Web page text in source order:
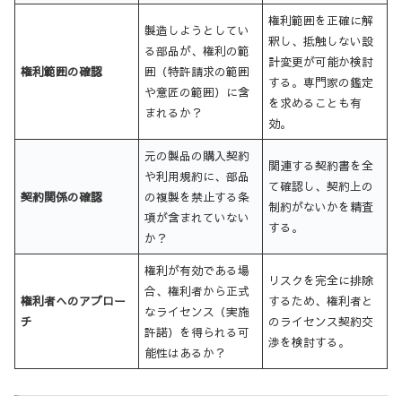
権利範囲の確認
製造しようとしてい
る部品が、権利の範
囲（特許請求の範囲
や意匠の範囲）に含
まれるか？
権利範囲を正確に解
釈し、抵触しない設
計変更が可能か検討
する。専門家の鑑定
を求めることも有
効。
契約関係の確認
元の製品の購入契約
や利用規約に、部品
の複製を禁止する条
項が含まれていない
か？
関連する契約書を全
て確認し、契約上の
制約がないかを精査
する。
権利者へのアプロー
チ
権利が有効である場
合、権利者から正式
なライセンス（実施
許諾）を得られる可
能性はあるか？
リスクを完全に排除
するため、権利者と
のライセンス契約交
渉を検討する。